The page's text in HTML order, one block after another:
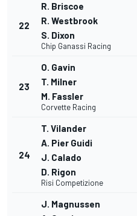
22
R. Briscoe
R. Westbrook
S. Dixon
Chip Ganassi Racing
23
O. Gavin
T. Milner
M. Fassler
Corvette Racing
24
T. Vilander
A. Pier Guidi
J. Calado
D. Rigon
Risi Competizione
J. Magnussen